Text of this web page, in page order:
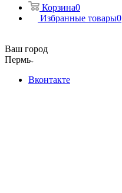
Корзина0
Избранные товары0
Ваш город
Пермь
Вконтакте